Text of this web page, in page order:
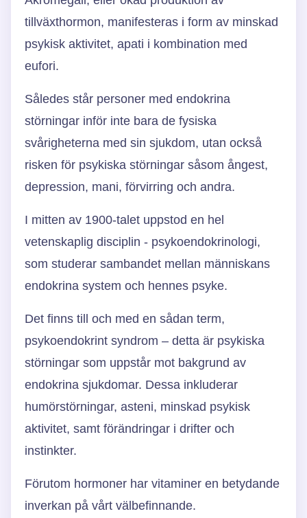
tillväxthormon, manifesteras i form av minskad
psykisk aktivitet, apati i kombination med
eufori.
Således står personer med endokrina
störningar inför inte bara de fysiska
svårigheterna med sin sjukdom, utan också
risken för psykiska störningar såsom ångest,
depression, mani, förvirring och andra.
I mitten av 1900-talet uppstod en hel
vetenskaplig disciplin - psykoendokrinologi,
som studerar sambandet mellan människans
endokrina system och hennes psyke.
Det finns till och med en sådan term,
psykoendokrint syndrom – detta är psykiska
störningar som uppstår mot bakgrund av
endokrina sjukdomar. Dessa inkluderar
humörstörningar, asteni, minskad psykisk
aktivitet, samt förändringar i drifter och
instinkter.
Förutom hormoner har vitaminer en betydande
inverkan på vårt välbefinnande.